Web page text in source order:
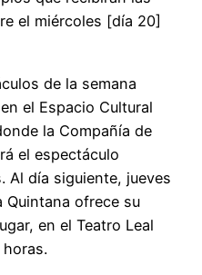
el miércoles [día 20]
de la semana
el Espacio Cultural
la Compañía de
el espectáculo
Al día siguiente, jueves
Quintana ofrece su
en el Teatro Leal